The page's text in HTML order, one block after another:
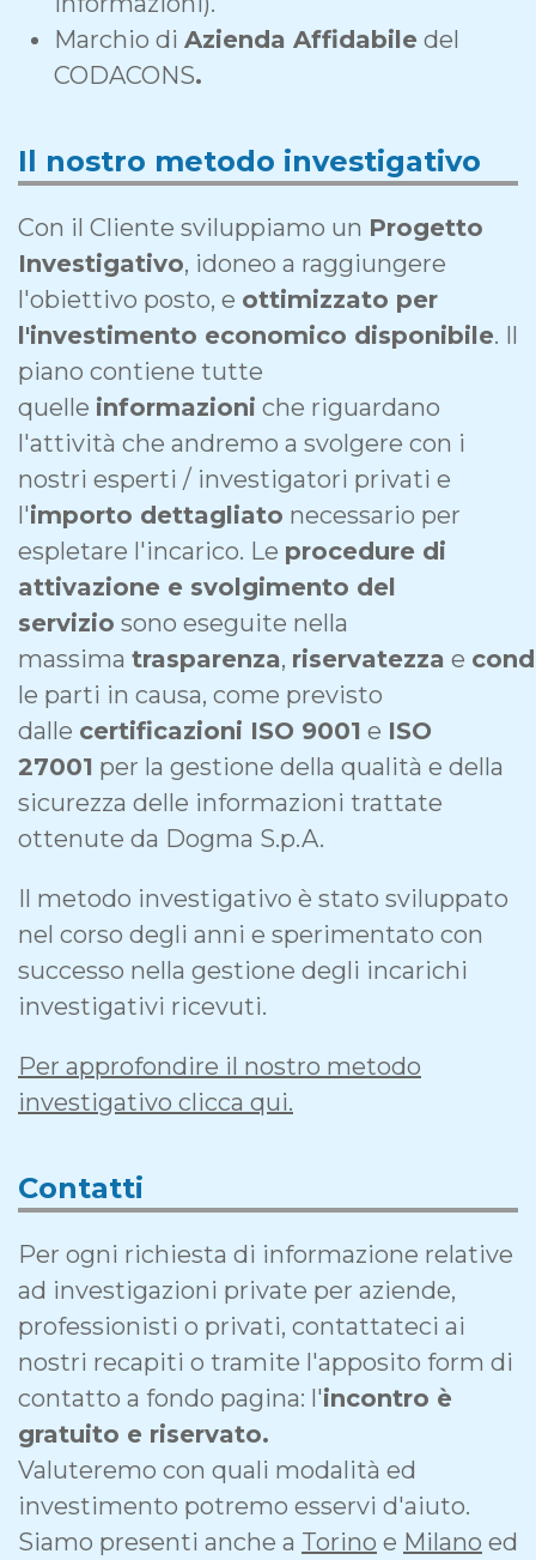
Marchio di Azienda Affidabile del
CODACONS.
Il nostro metodo investigativo
Con il Cliente sviluppiamo un Progetto
Investigativo, idoneo a raggiungere
l'obiettivo posto, e ottimizzato per
l'investimento economico disponibile. Il
piano contiene tutte
quelle informazioni che riguardano
l'attività che andremo a svolgere con i
nostri esperti / investigatori privati e
l'importo dettagliato necessario per
espletare l'incarico. Le procedure di
attivazione e svolgimento del
servizio sono eseguite nella
massima trasparenza, riservatezza e
le parti in causa, come previsto
dalle certificazioni ISO 9001 e ISO
27001 per la gestione della qualità e della
sicurezza delle informazioni trattate
ottenute da Dogma S.p.A.
Il metodo investigativo è stato sviluppato
nel corso degli anni e sperimentato con
successo nella gestione degli incarichi
investigativi ricevuti.
Per approfondire il nostro metodo
investigativo clicca qui.
Contatti
Per ogni richiesta di informazione relative
ad investigazioni private per aziende,
professionisti o privati, contattateci ai
nostri recapiti o tramite l'apposito form di
contatto a fondo pagina: l'incontro è
gratuito e riservato.
Valuteremo con quali modalità ed
investimento potremo esservi d'aiuto.
Siamo presenti anche a Torino e Milano ed